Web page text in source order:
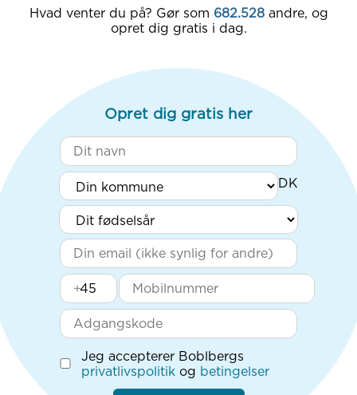
Hvad venter du på? Gør som 682.528 andre, og
opret dig gratis i dag.
Opret dig gratis her
+
Jeg accepterer Boblbergs
privatlivspolitik og betingelser